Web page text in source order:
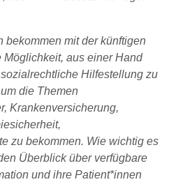
bekommen mit der künftigen
Möglichkeit, aus einer Hand
Hilfestellung zu
die Themen
Krankenversicherung,
zu bekommen. Wie wichtig es
Überblick über verfügbare
und ihre Patient*innen